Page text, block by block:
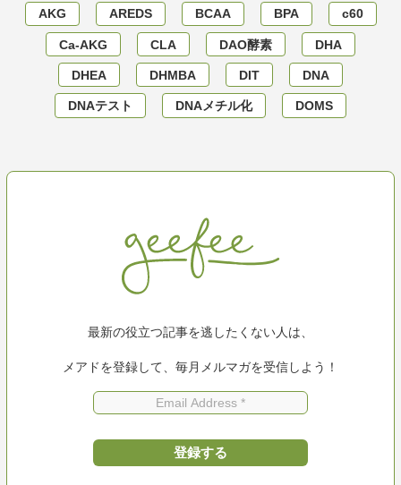
AKG AREDS BCAA BPA c60
Ca-AKG CLA DAO酵素 DHA
DHEA DHMBA DIT DNA
DNAテスト DNAメチル化 DOMS
最新の役立つ記事を逃したくない人は、
メアドを登録して、毎月メルマガを受信しよう！